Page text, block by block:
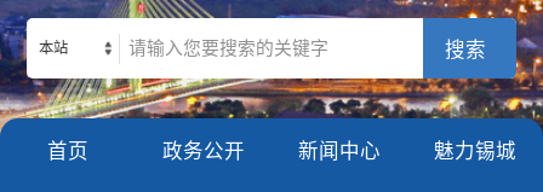
本站
首页 政务公开 新闻中心 魅力锡城